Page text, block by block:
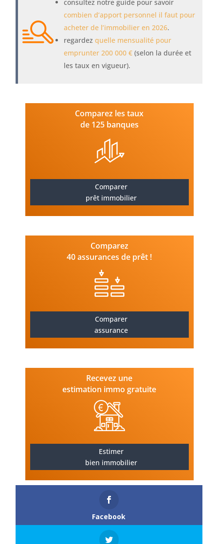
consultez notre guide pour savoir
combien d’apport personnel il faut pour
acheter de l’immobilier en 2026.
regardezquelle mensualité pour
emprunter 200 000 € (selon la durée et
les taux en vigueur).
Comparez les taux
de 125 banques
Comparer
prêt immobilier
Comparez
40 assurances de prêt !
Comparer
assurance
Recevez une
estimation immo gratuite
Estimer
bien immobilier
Facebook